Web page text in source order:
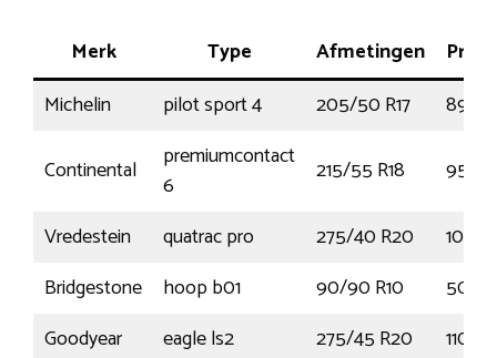
Merk Type Afmetingen
Michelin
pilot sport 4 205/50 R17
89W
Continental
premiumcontact
6
215/55 R18
95H
Vredestein
quatrac pro 275/40 R20
106Y
Bridgestone
hoop b01 90/90 R10
50J
Goodyear
eagle ls2 275/45 R20
110H